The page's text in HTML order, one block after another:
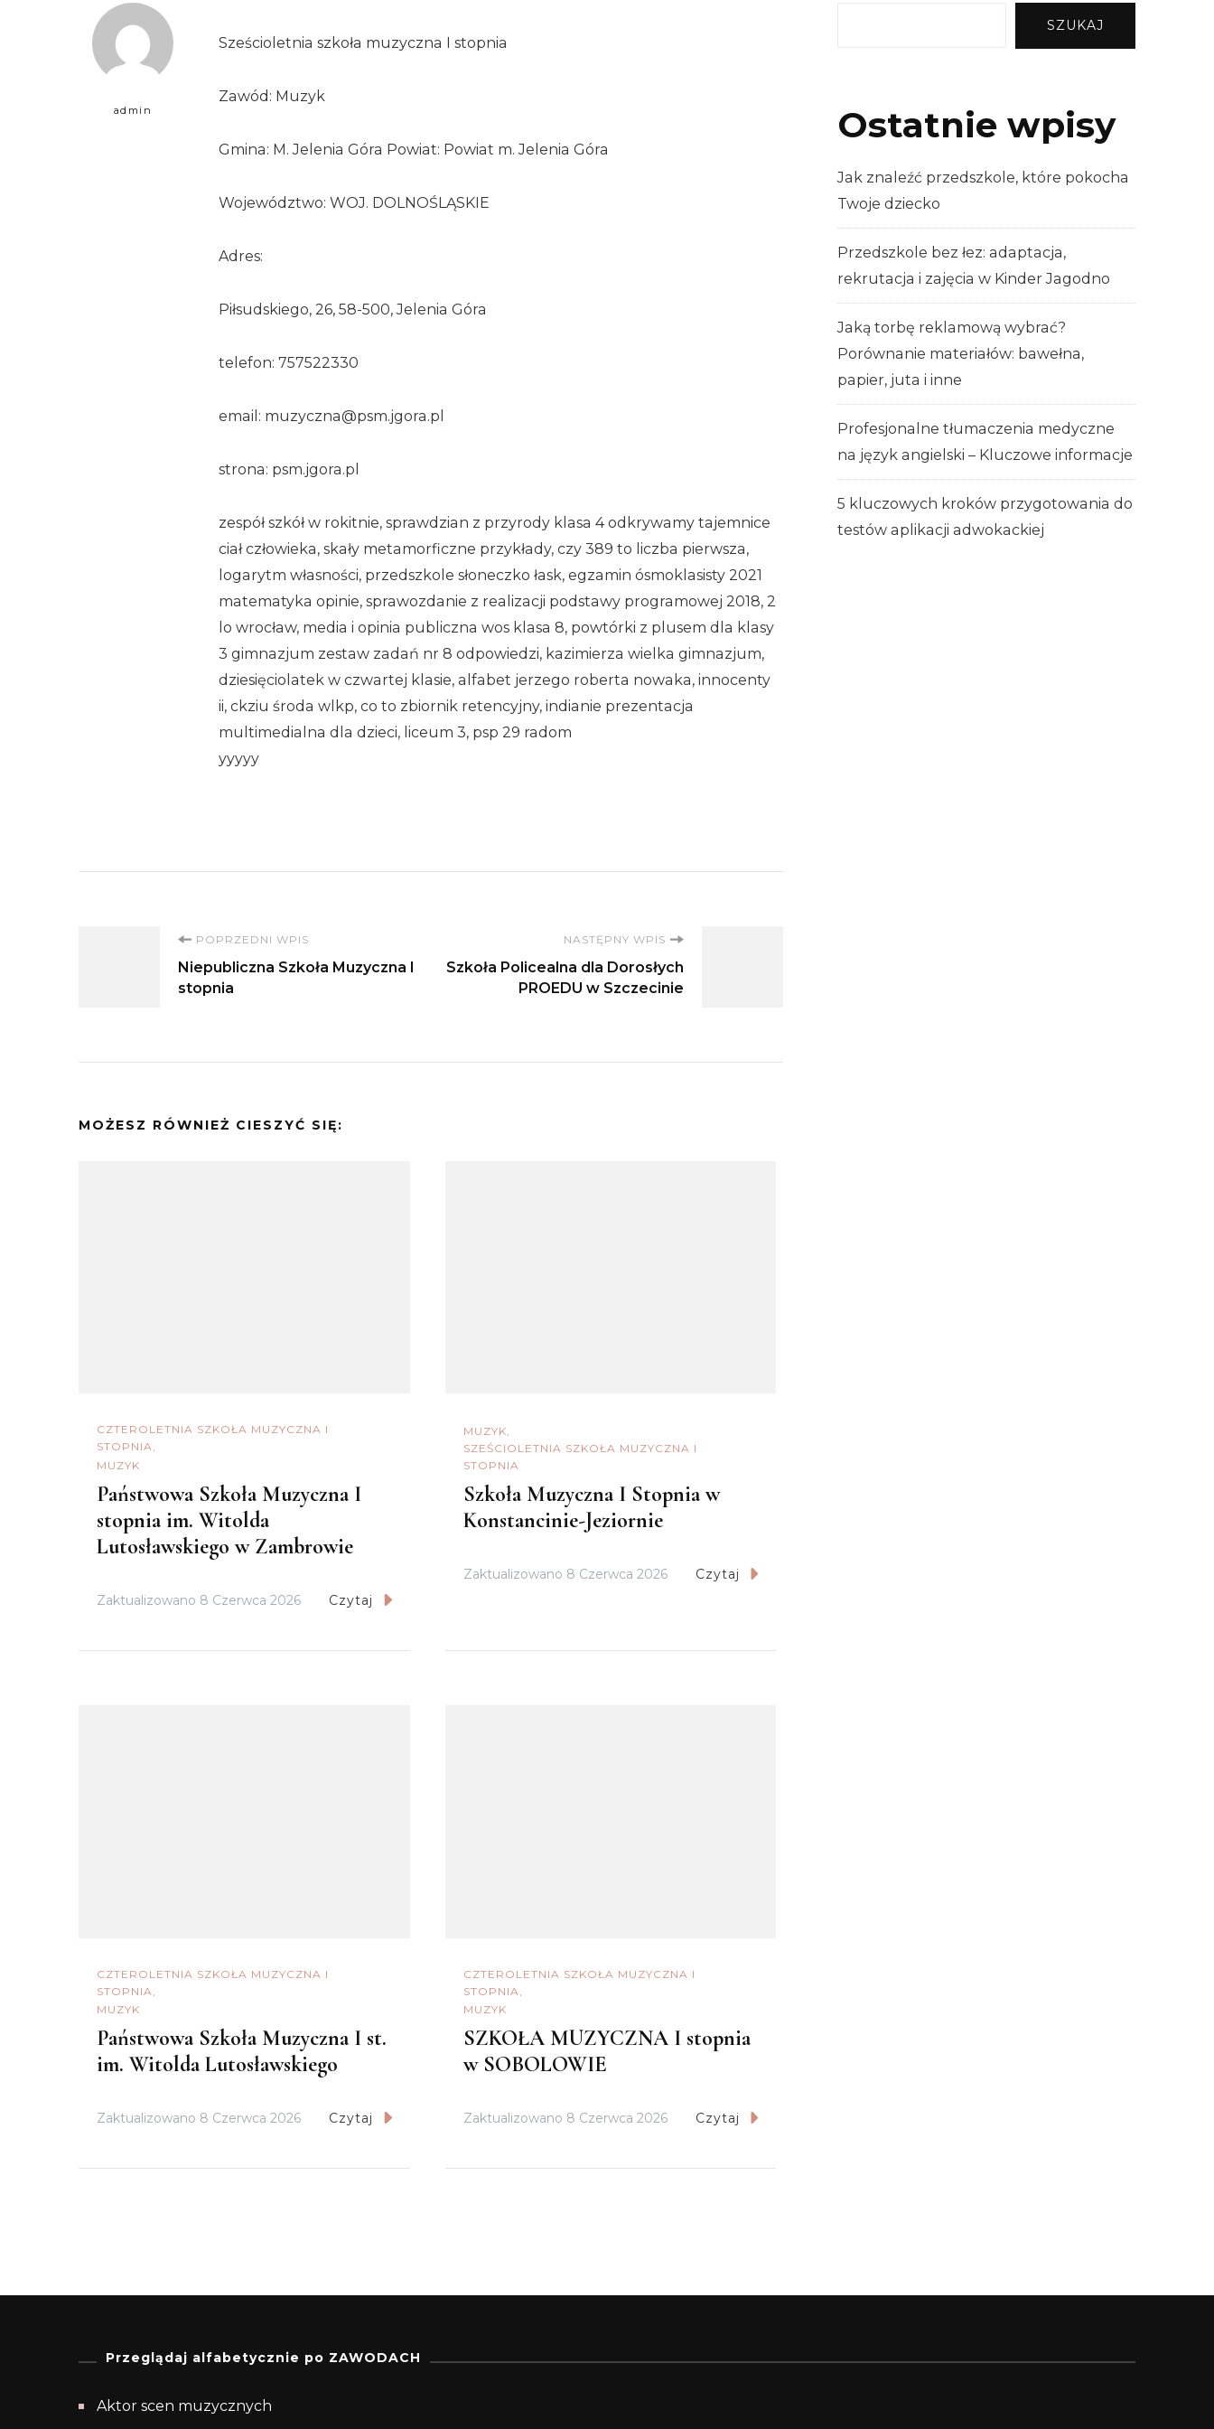
admin
Sześcioletnia szkoła muzyczna I stopnia
Zawód: Muzyk
Gmina: M. Jelenia Góra Powiat: Powiat m. Jelenia Góra
Województwo: WOJ. DOLNOŚLĄSKIE
Adres:
Piłsudskiego, 26, 58-500, Jelenia Góra
telefon: 757522330
email: muzyczna@psm.jgora.pl
strona: psm.jgora.pl
zespół szkół w rokitnie, sprawdzian z przyrody klasa 4 odkrywamy tajemnice
ciał człowieka, skały metamorficzne przykłady, czy 389 to liczba pierwsza,
logarytm własności, przedszkole słoneczko łask, egzamin ósmoklasisty 2021
matematyka opinie, sprawozdanie z realizacji podstawy programowej 2018, 2
lo wrocław, media i opinia publiczna wos klasa 8, powtórki z plusem dla klasy
3 gimnazjum zestaw zadań nr 8 odpowiedzi, kazimierza wielka gimnazjum,
dziesięciolatek w czwartej klasie, alfabet jerzego roberta nowaka, innocenty
ii, ckziu środa wlkp, co to zbiornik retencyjny, indianie prezentacja
multimedialna dla dzieci, liceum 3, psp 29 radom
yyyyy
Nawigacja
wpisu
POPRZEDNI WPIS
Niepubliczna Szkoła Muzyczna I
stopnia
NASTĘPNY WPIS
Szkoła Policealna dla Dorosłych
PROEDU w Szczecinie
MOŻESZ RÓWNIEŻ CIESZYĆ SIĘ:
CZTEROLETNIA SZKOŁA MUZYCZNA I
STOPNIA
MUZYK
Państwowa Szkoła Muzyczna I
stopnia im. Witolda
Lutosławskiego w Zambrowie
Zaktualizowano 8 Czerwca 2026 Czytaj
MUZYK
SZEŚCIOLETNIA SZKOŁA MUZYCZNA I
STOPNIA
Szkoła Muzyczna I Stopnia w
Konstancinie-Jeziornie
Zaktualizowano 8 Czerwca 2026 Czytaj
CZTEROLETNIA SZKOŁA MUZYCZNA I
STOPNIA
MUZYK
Państwowa Szkoła Muzyczna I st.
im. Witolda Lutosławskiego
Zaktualizowano 8 Czerwca 2026 Czytaj
CZTEROLETNIA SZKOŁA MUZYCZNA I
STOPNIA
MUZYK
SZKOŁA MUZYCZNA I stopnia
w SOBOLOWIE
Zaktualizowano 8 Czerwca 2026 Czytaj
SZUKAJ
Ostatnie wpisy
Jak znaleźć przedszkole, które pokocha
Twoje dziecko
Przedszkole bez łez: adaptacja,
rekrutacja i zajęcia w Kinder Jagodno
Jaką torbę reklamową wybrać?
Porównanie materiałów: bawełna,
papier, juta i inne
Profesjonalne tłumaczenia medyczne
na język angielski – Kluczowe informacje
5 kluczowych kroków przygotowania do
testów aplikacji adwokackiej
Przeglądaj alfabetycznie po ZAWODACH
Aktor scen muzycznych